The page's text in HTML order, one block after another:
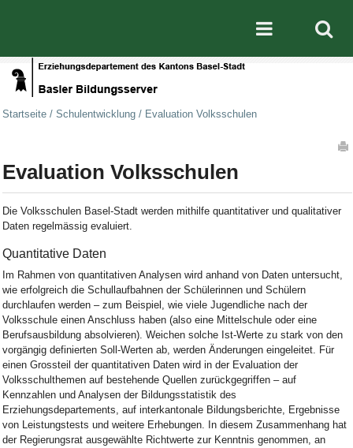
Mobile
Startseite / Schulentwicklung / Evaluation Volksschulen
Evaluation Volksschulen
Die Volksschulen Basel-Stadt werden mithilfe quantitativer und qualitativer
Daten regelmässig evaluiert.
Quantitative Daten
Im Rahmen von quantitativen Analysen wird anhand von Daten untersucht,
wie erfolgreich die Schullaufbahnen der Schülerinnen und Schülern
durchlaufen werden – zum Beispiel, wie viele Jugendliche nach der
Volksschule einen Anschluss haben (also eine Mittelschule oder eine
Berufsausbildung absolvieren). Weichen solche Ist-Werte zu stark von den
vorgängig definierten Soll-Werten ab, werden Änderungen eingeleitet. Für
einen Grossteil der quantitativen Daten wird in der Evaluation der
Volksschulthemen auf bestehende Quellen zurückgegriffen – auf
Kennzahlen und Analysen der Bildungsstatistik des
Erziehungsdepartements, auf interkantonale Bildungsberichte, Ergebnisse
von Leistungstests und weitere Erhebungen. In diesem Zusammenhang hat
der Regierungsrat ausgewählte Richtwertezur Kenntnis genommen, an